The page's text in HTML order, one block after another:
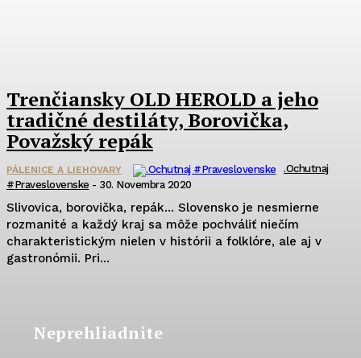
Trenčiansky OLD HEROLD a jeho
tradičné destiláty, Borovička,
Považský repák
PÁLENICE A LIEHOVARY
.Ochutnaj
#praveslovenske - 30. Novembra 2020
Slivovica, borovička, repák... Slovensko je nesmierne
rozmanité a každý kraj sa môže pochváliť niečím
charakteristickým nielen v histórii a folklóre, ale aj v
gastronómii. Pri...
Neprehliadnite